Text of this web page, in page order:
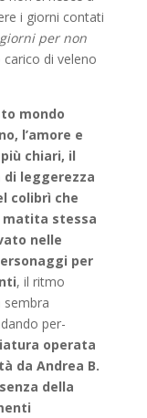
i giorni contati
per non
di veleno
mondo
l’amore e
chiari, il
leggerezza
colibrì che
matita stessa
nelle
per
, il ritmo
sembra
per­
operata
da Andrea B.
della